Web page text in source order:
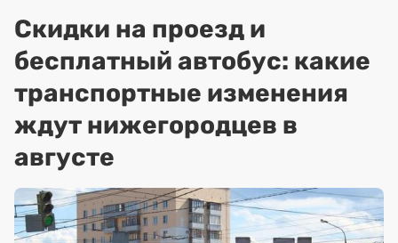
Скидки на проезд и
бесплатный автобус: какие
транспортные изменения
ждут нижегородцев в
августе